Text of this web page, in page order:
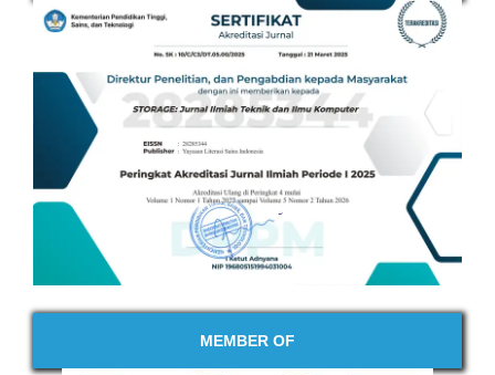
MEMBER OF